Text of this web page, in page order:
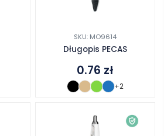
SKU: MO9614
Długopis PECAS
0.76 zł
+2